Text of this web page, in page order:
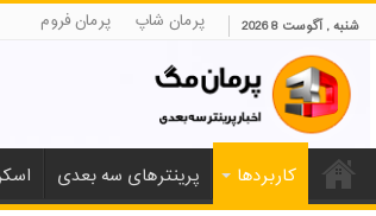
شنبه , آگوست 8 2026 پرمان شاپ پرمان فروم
کاربردها پرینترهای سه بعدی